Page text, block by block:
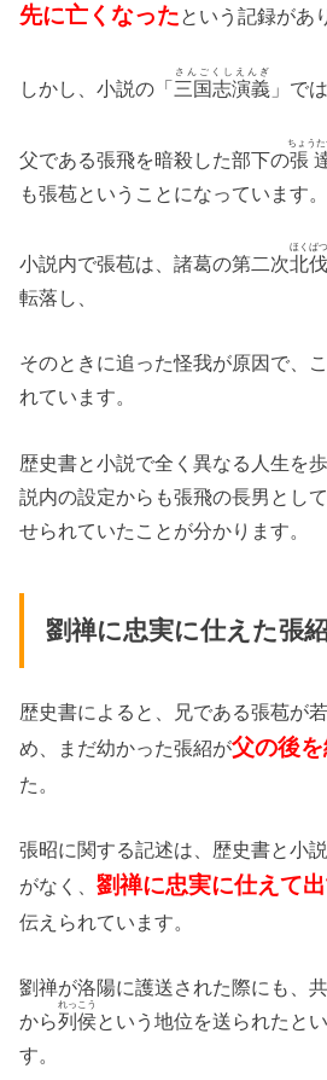
先に亡くなったという記録があ
しかし、小説の「 三国志演義
さんごくしえんぎ
」では
父である張飛を暗殺した部下の張
ちょう
も張苞ということになっています。
小説内で張苞は、諸葛の第二次北伐
ほくばつ
転落し、
そのときに追った怪我が原因で、
れています。
歴史書と小説で全く異なる人生を
説内の設定からも張飛の長男とし
せられていたことが分かります。
劉禅に忠実に仕えた張
歴史書によると、兄である張苞が
め、まだ幼かった張紹が父の後
た。
張昭に関する記述は、歴史書と小
がなく、劉禅に忠実に仕えて
伝えられています。
劉禅が洛陽に護送された際にも、
から列侯
れっこう
という地位を送られたと
す。